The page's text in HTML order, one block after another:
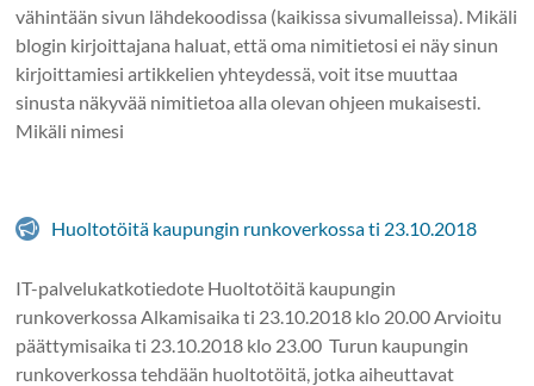
vähintään sivun lähdekoodissa (kaikissa sivumalleissa). Mikäli
blogin kirjoittajana haluat, että oma nimitietosi ei näy sinun
kirjoittamiesi artikkelien yhteydessä, voit itse muuttaa
sinusta näkyvää nimitietoa alla olevan ohjeen mukaisesti.
Mikäli nimesi
Huoltotöitä kaupungin runkoverkossa ti 23.10.2018
IT-palvelukatkotiedote Huoltotöitä kaupungin
runkoverkossa Alkamisaika ti 23.10.2018 klo 20.00 Arvioitu
päättymisaika ti 23.10.2018 klo 23.00 Turun kaupungin
runkoverkossa tehdään huoltotöitä, jotka aiheuttavat